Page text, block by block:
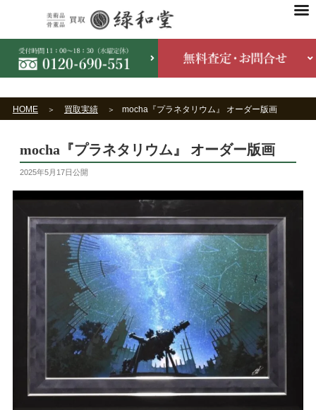
HOME 買取実績 mocha『プラネタリウム』 オーダー版画
mocha『プラネタリウム』 オーダー版画
2025年5月17日公開